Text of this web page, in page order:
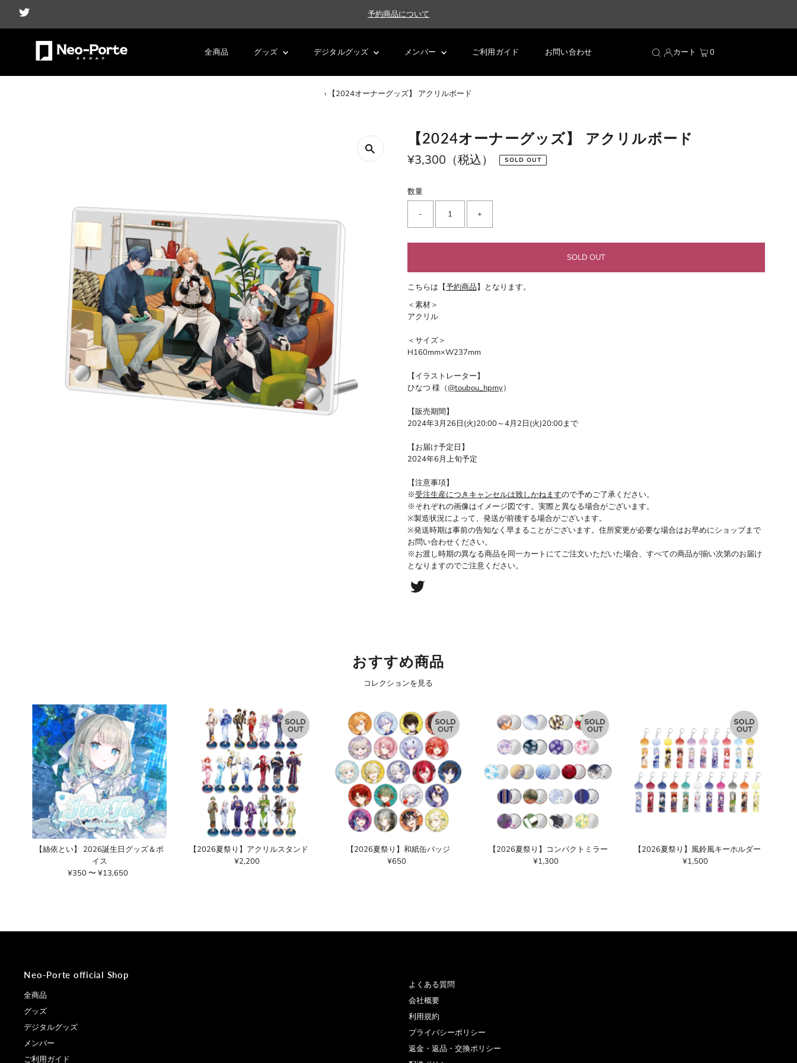
予約商品について
全商品 グッズ デジタルグッズ メンバー ご利用ガイド お問い合わせ カート 0
› 【2024オーナーグッズ】 アクリルボード
【2024オーナーグッズ】 アクリルボード
通
価
格
¥3,300（税込） SOLD OUT
数量
- +
こちらは【予約商品】となります。
＜素材＞
アクリル
＜サイズ＞
H160mm×W237mm
【イラストレーター】
ひなつ 様（@toubou_hpmy）
【販売期間】
2024年3月26日(火)20:00～4月2日(火)20:00まで
【お届け予定日】
2024年6月上旬予定
【注意事項】
※受注生産につきキャンセルは致しかねますので予めご了承ください。
※それぞれの画像はイメージ図です。実際と異なる場合がございます。
※製造状況によって、発送が前後する場合がございます。
※発送時期は事前の告知なく早まることがございます。住所変更が必要な場合はお早めにショップまで
お問い合わせください。
※お渡し時期の異なる商品を同一カートにてご注文いただいた場合、すべての商品が揃い次第のお届け
となりますのでご注意ください。
おすすめ商品
コレクションを見る
【絲依とい】 2026誕生日グッズ＆ボ
イス
通
¥350 〜 ¥13,650
【2026夏祭り】アクリルスタンド
通
¥2,200
【2026夏祭り】和紙缶バッジ
通
¥650
【2026夏祭り】コンパクトミラー
通
¥1,300
【2026夏祭り】風鈴風キーホルダー
通
¥1,500
Neo-Porte official Shop
全商品
グッズ
デジタルグッズ
メンバー
ご利用ガイド
よくある質問
会社概要
利用規約
プライバシーポリシー
返金・返品・交換ポリシー